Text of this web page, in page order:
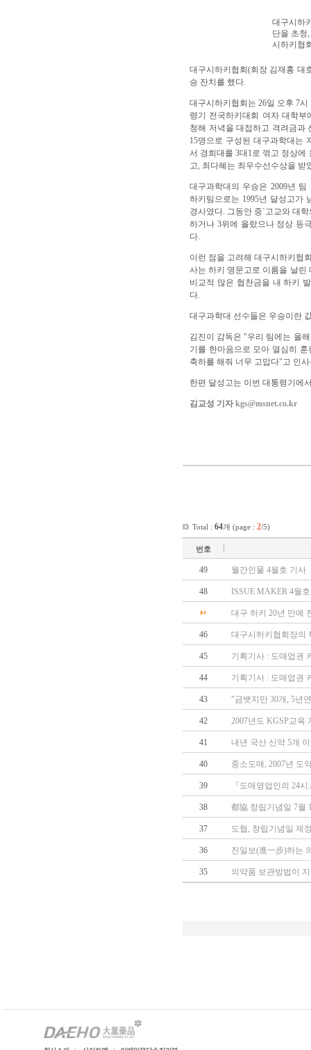
대구시하
단을 초청
시하키협
대구시하키협회(회장 김재홍 대
승 잔치를 했다.
대구시하키협회는 26일 오후 7
령기 전국하키대회 여자 대학
청해 저녁을 대접하고 격려금과
15명으로 구성된 대구과학대는
서 경희대를 3대1로 꺾고 정상
고, 최다혜는 최우수선수상을 받
대구과학대의 우승은 2009년
하키팀으로는 1995년 달성고가
경사였다. 그동안 중`고교와 대
하거나 3위에 올랐으나 정상 등
다.
이런 점을 고려해 대구시하키협
사는 하키 명문고로 이름을 날린
비교적 많은 협찬금을 내 하키
다.
대구과학대 선수들은 우승이란
김진이 감독은 "우리 팀에는 올
기를 한마음으로 모아 열심히
축하를 해줘 너무 고맙다"고 인
한편 달성고는 이번 대통령기에
김교성 기자 kgs@msnet.co.kr
Total : 64개 (page : 2/5)
번호
49 월간인물 4월호 기사
48 ISSUE MAKER 4월
대구 하키 20년 만에
46 대구시하키협회장의
45 기획기사 : 도매업권
44 기획기사 : 도매업권
43 "금뱃지만 30개, 5년
42 2007년도 KGSP교육
41 내년 국산 신약 5개
40 중소도매, 2007년 도
39 『도매영업인의 24
38 都協 창립기념일 7월
37 도협, 창립기념일 제
36 진일보(進一步)하는
35 의약품 보관방법이